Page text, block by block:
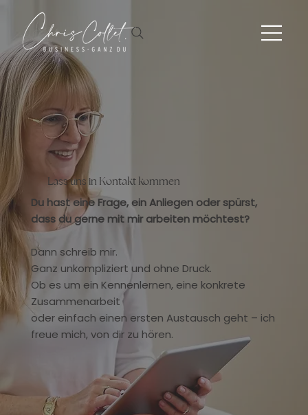
Lass uns in Kontakt kommen
Du hast eine Frage, ein Anliegen oder spürst,
dass du gerne mit mir arbeiten möchtest?
Dann schreib mir.
Ganz unkompliziert und ohne Druck.
Ob es um ein Kennenlernen, eine konkrete
Zusammenarbeit
oder einfach einen ersten Austausch geht – ich
freue mich, von dir zu hören.